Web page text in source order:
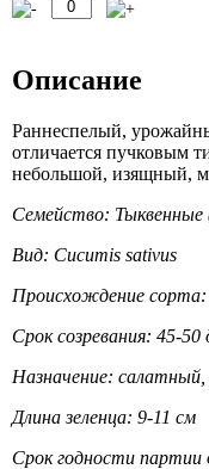
Описание
Раннеспелый,
отличается пучковым
небольшой, изящный,
Семейство: Тыквенные
Вид: Cucumis sativus
Происхождение сорта:
Срок созревания: 45-50
Назначение: салатный,
Длина зеленца: 9-11 см
Срок годности партии